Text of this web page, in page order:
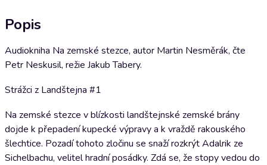
Popis
Audiokniha Na zemské stezce, autor Martin Nesměrák, čte
Petr Neskusil, režie Jakub Tabery.
Strážci z Landštejna #1
Na zemské stezce v blízkosti landštejnské zemské brány
dojde k přepadení kupecké výpravy a k vraždě rakouského
šlechtice. Pozadí tohoto zločinu se snaží rozkrýt Adalrik ze
Sichelbachu, velitel hradní posádky. Zdá se, že stopy vedou do